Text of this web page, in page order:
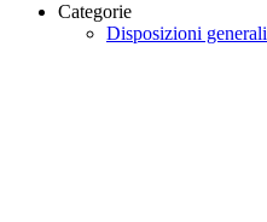
Categorie
Disposizioni generali